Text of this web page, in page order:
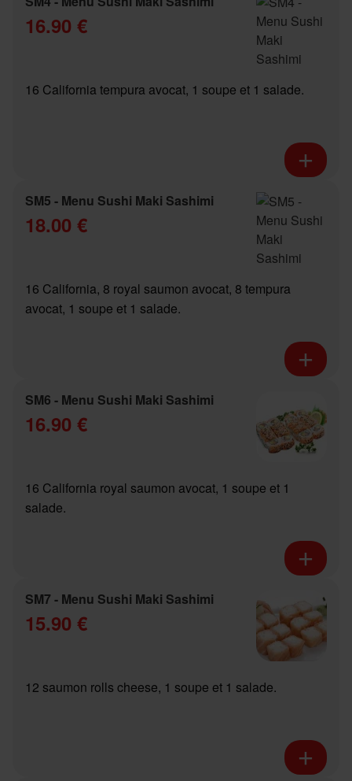
16.90 €
16 California tempura avocat, 1 soupe et 1 salade.
SM5 - Menu Sushi Maki Sashimi
18.00 €
16 California, 8 royal saumon avocat, 8 tempura
avocat, 1 soupe et 1 salade.
SM6 - Menu Sushi Maki Sashimi
16.90 €
16 California royal saumon avocat, 1 soupe et 1
salade.
SM7 - Menu Sushi Maki Sashimi
15.90 €
12 saumon rolls cheese, 1 soupe et 1 salade.